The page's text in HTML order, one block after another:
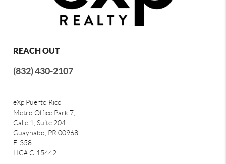
REACH OUT
(832) 430-2107
eXp Puerto Rico
Metro Office Park 7,
Calle 1, Suite 204
Guaynabo, PR 00968
E-358
LIC# C-15442